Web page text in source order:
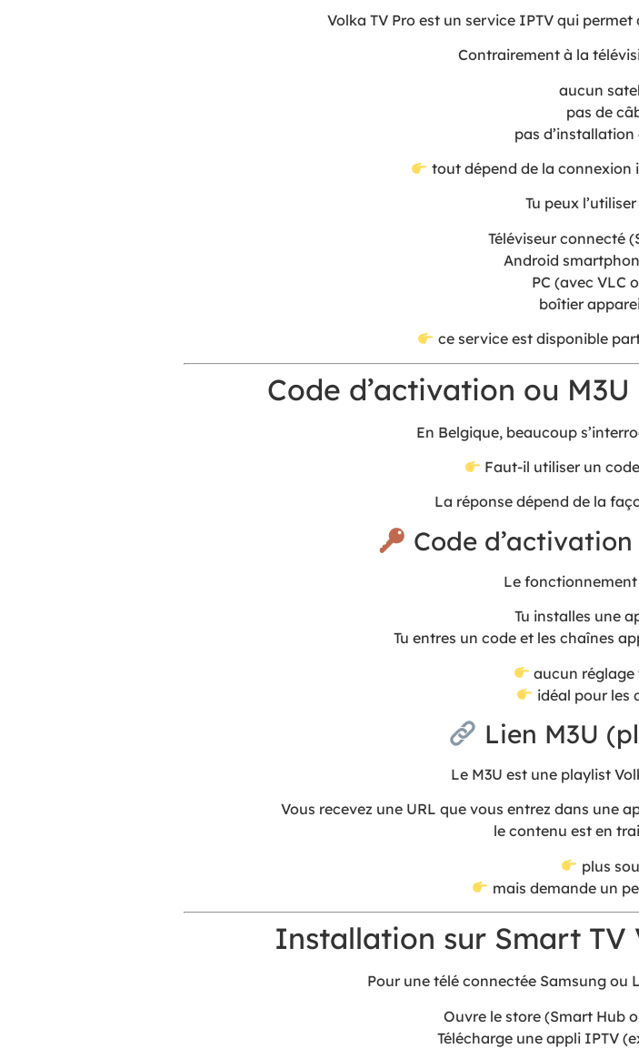
Volka TV Pro est un service IPTV qui
Contrairement à la
aucun
pas de
pas
tout dépend de la connexion
Tu peux
Téléviseur connecté
Android
PC (avec VLC
boîtier
ce service est disponible
Code d’activation ou
En Belgique, beaucoup
Faut-il utiliser un
La réponse dépend de la
Code
Le fonctionnement
Tu installes une
Tu entres un code et les chaînes
aucun
idéal pour les
Lien M3U
Le M3U est une playlist
Vous recevez une URL que vous entrez dans une
le contenu est en
plus
mais demande un
Installation sur Smart TV
Pour une télé connectée Samsung ou
Ouvre le store (Smart Hub
Télécharge une appli IPTV